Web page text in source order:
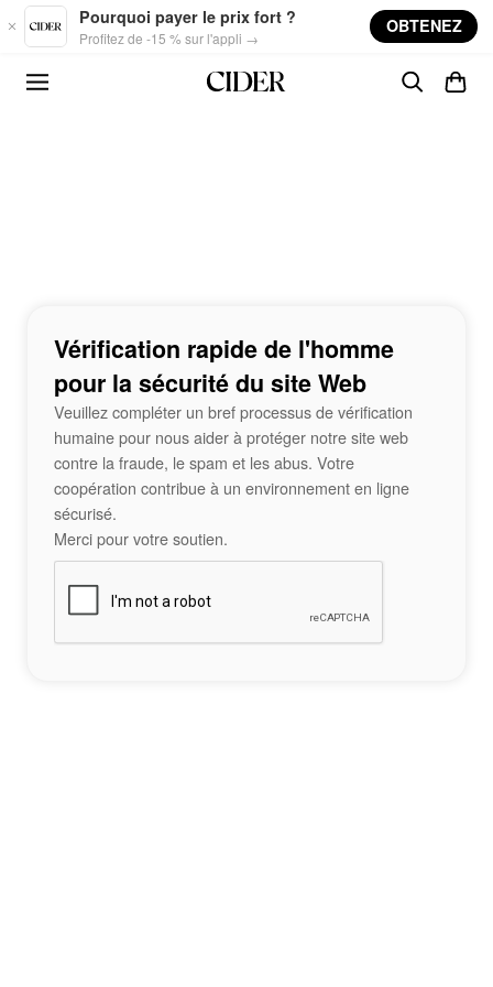
Skip to main content
Pourquoi payer le prix fort ?
Profitez de -15 % sur l'appli →
OBTENEZ
Vérification rapide de l'homme
pour la sécurité du site Web
Veuillez compléter un bref processus de vérification
humaine pour nous aider à protéger notre site web
contre la fraude, le spam et les abus. Votre
coopération contribue à un environnement en ligne
sécurisé.
Merci pour votre soutien.